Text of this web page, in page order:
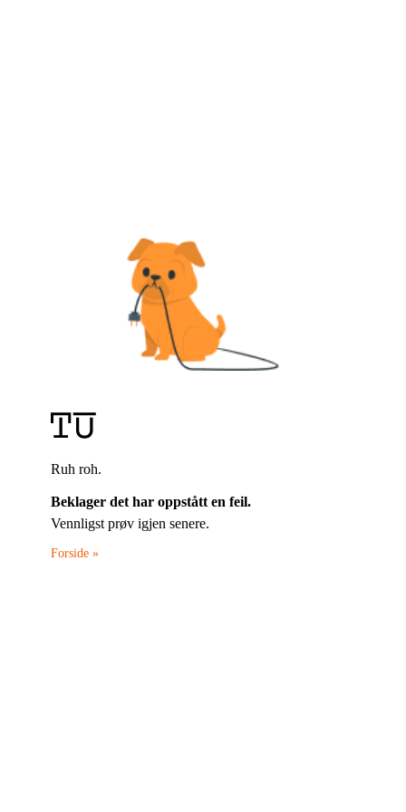
Ruh roh.
Beklager det har oppstått en feil.
Vennligst prøv igjen senere.
Forside »